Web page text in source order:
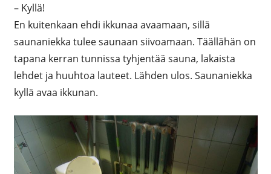
– Kyllä!
En kuitenkaan ehdi ikkunaa avaamaan, sillä
saunaniekka tulee saunaan siivoamaan. Täällähän on
tapana kerran tunnissa tyhjentää sauna, lakaista
lehdet ja huuhtoa lauteet. Lähden ulos. Saunaniekka
kyllä avaa ikkunan.